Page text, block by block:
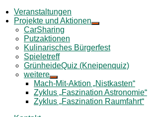
Veranstaltungen
Projekte und Aktionen
CarSharing
Putzaktionen
Kulinarisches Bürgerfest
Spieletreff
GrünheideQuiz (Kneipenquiz)
weitere
Mach-Mit-Aktion „Nistkasten“
Zyklus „Faszination Astronomie“
Zyklus „Faszination Raumfahrt“